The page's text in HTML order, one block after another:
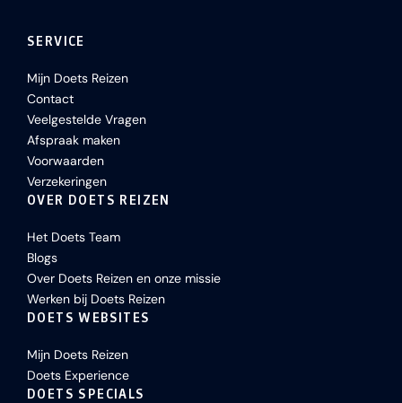
SERVICE
Mijn Doets Reizen
Contact
Veelgestelde Vragen
Afspraak maken
Voorwaarden
Verzekeringen
OVER DOETS REIZEN
Het Doets Team
Blogs
Over Doets Reizen en onze missie
Werken bij Doets Reizen
DOETS WEBSITES
Mijn Doets Reizen
Doets Experience
DOETS SPECIALS